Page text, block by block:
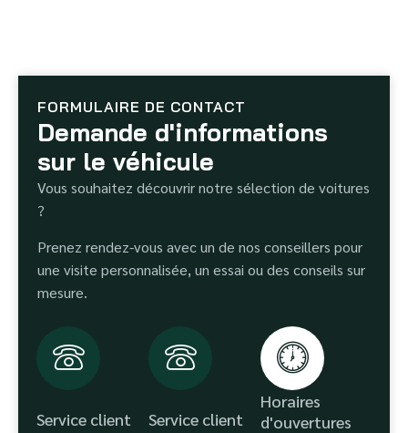
FORMULAIRE DE CONTACT
Demande d'informations
sur le véhicule
Vous souhaitez découvrir notre sélection de voitures
?
Prenez rendez-vous avec un de nos conseillers pour
une visite personnalisée, un essai ou des conseils sur
mesure.
Service client
Service client
Horaires
d'ouvertures